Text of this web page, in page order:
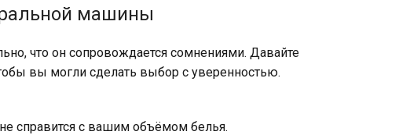
машины
что он сопровождается сомнениями. Давайте
вы могли сделать выбор с уверенностью.
справится с вашим объёмом белья.